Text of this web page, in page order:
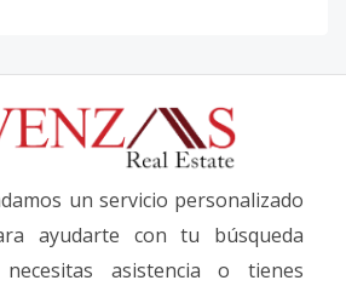
un servicio personalizado
ayudarte con tu búsqueda
asistencia o tienes